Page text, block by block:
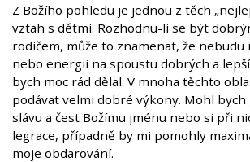
Z Božího pohledu je jednou z těch
vztah s dětmi. Rozhodnu-li se být
rodičem, může to znamenat, že nebudu
nebo energii na spoustu dobrých a
bych moc rád dělal. V mnoha těchto
podávat velmi dobré výkony. Mohl
slávu a čest Božímu jménu nebo si při
legrace, případně by mi pomohly
moje obdarování.